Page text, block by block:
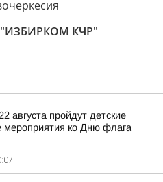
"ИЗБИРКОМ КЧР"
августа пройдут детские
мероприятия ко Дню флага